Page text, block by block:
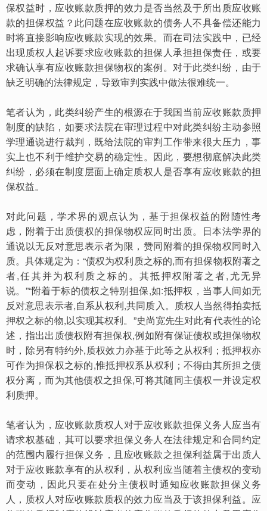
保权益时，应收账款质押的效力是否当然及于所出质应收账
款的担保权益？此问题在应收账款的债务人不具备偿还能力
时将直接影响应收账款实现的效果。而在司法实践中，已经
出现质权人起诉要求应收账款的担保人承担担保责任，或要
求确认享有应收账款担保物权的案例。对于此类纠纷，由于
缺乏明确的法律规定，导致审判实践中做法很难统一。
笔者认为，此类纠纷产生的根源在于我国当前应收账款质押
制度的缺陷，如要求法院在审理过程中对此类纠纷主动参照
学理通说进行裁判，既给法院的审判工作带来很大压力，事
实上也不利于维护交易的稳定性。因此，要想彻底解决此类
纠纷，必须在制度层面上确定质权人是否享有应收账款的担
保权益。
对此问题，学术界的观点认为，基于担保权益的附随性考
虑，附着于出质债权的担保物权应同时出质。日本法学界的
通说以无反对意思表示者为限，赞同附着的担保物权同时入
质。具体规定为：“债权为权利质之标的,而有担保物权附著之
者,任其并为权利质之标的。其抵押权附著之者,尤无异
说。”“附着于标的债权之特别担保,如:抵押权，当事人间如无
反对意思表示者,自系从权利,共同质入。质权人当然得拍卖抵
押权之标的物,以实现其权利。”史尚宽先生对此有代表性的论
述，指出出质债权附有担保权,例如附有保证债权或担保物权
时，除另有特约外,质权效力亦基于此等之从权利；抵押权亦
可作为担保权之标的,惟抵押权系从权利；不得由其所担之债
权分离，而为其他债权之担保,可将其随同主债权一并设定权
利质押。
笔者认为，应收账款质权人对于应收账款担保义务人应当有
请求权基础，其可以要求担保义务人在法律规定和合同约定
的范围内履行担保义务，且应收账款之担保利益属于出质人
对于应收账款享有的从权利，从权利应当随着主债权的变动
而变动，因此只要在处分主债权时通知应收账款担保义务
人，质权人对应收账款质权的效力应当及于该担保利益。应